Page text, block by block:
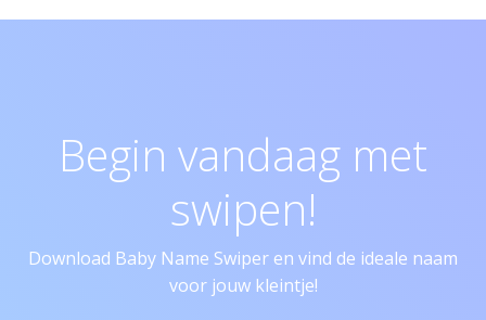
Begin vandaag met
swipen!
Download Baby Name Swiper en vind de ideale naam
voor jouw kleintje!